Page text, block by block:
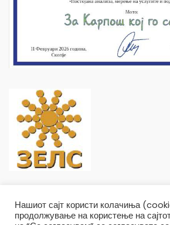
Нашиот сајт користи колачиња
продолжување на користење на